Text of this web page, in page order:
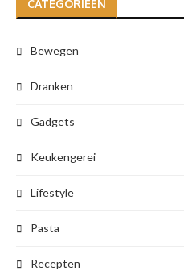
CATEGORIEËN
Bewegen
Dranken
Gadgets
Keukengerei
Lifestyle
Pasta
Recepten